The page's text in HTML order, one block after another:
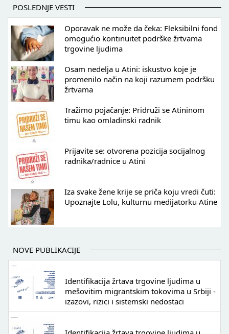
POSLEDNJE VESTI
Oporavak ne može da čeka: Fleksibilni fond
omogućio kontinuitet podrške žrtvama
trgovine ljudima
Osam nedelja u Atini: iskustvo koje je
promenilo način na koji razumem podršku
žrtvama
Tražimo pojačanje: Pridruži se Atininom
timu kao omladinski radnik
Prijavite se: otvorena pozicija socijalnog
radnika/radnice u Atini
Iza svake žene krije se priča koju vredi čuti:
Upoznajte Lolu, kulturnu medijatorku Atine
NOVE PUBLIKACIJE
Identifikacija žrtava trgovine ljudima u
mešovitim migrantskim tokovima u Srbiji -
izazovi, rizici i sistemski nedostaci